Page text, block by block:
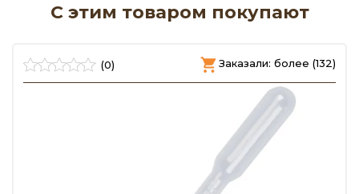
С этим товаром покупают
(0) Заказали: более (132)